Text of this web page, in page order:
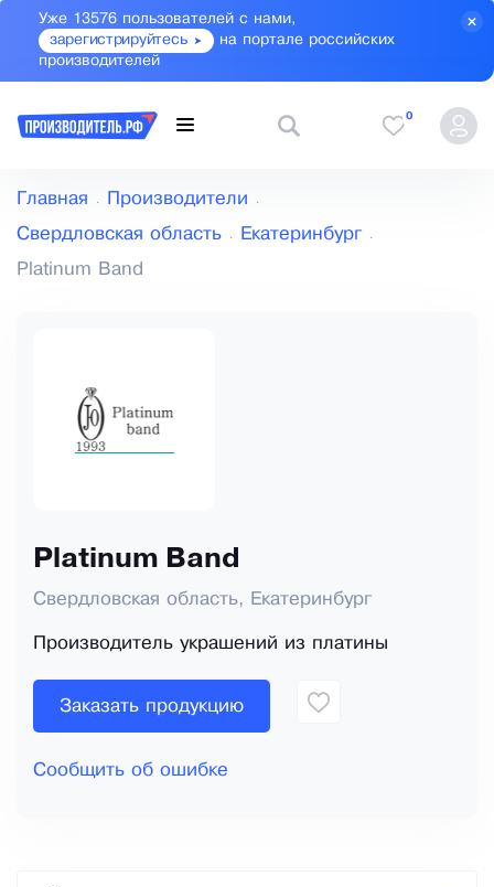
Уже 13576 пользователей с нами,
зарегистрируйтесь
на портале российских
производителей
0
Главная Производители
Свердловская область Екатеринбург
Platinum Band
Platinum Band
Свердловская область, Екатеринбург
Производитель украшений из платины
Заказать продукцию
Сообщить об ошибке